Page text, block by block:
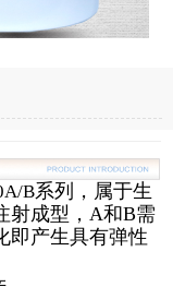
B系列，属于生
射成型，A和B需
即产生具有弹性